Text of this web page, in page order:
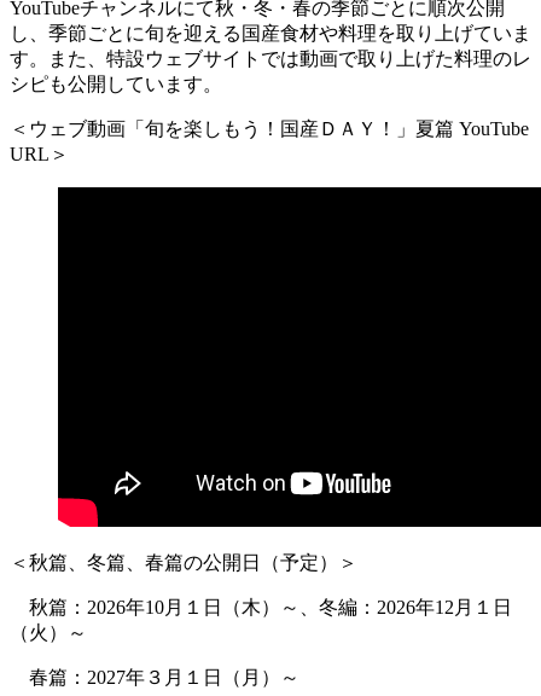
YouTubeチャンネルにて秋・冬・春の季節ごとに順次公開
し、季節ごとに旬を迎える国産食材や料理を取り上げていま
す。また、特設ウェブサイトでは動画で取り上げた料理のレ
シピも公開しています。
＜ウェブ動画「旬を楽しもう！国産ＤＡＹ！」夏篇 YouTube
URL＞
＜秋篇、冬篇、春篇の公開日（予定）＞
秋篇：2026年10月１日（木）～、冬編：2026年12月１日
（火）～
春篇：2027年３月１日（月）～